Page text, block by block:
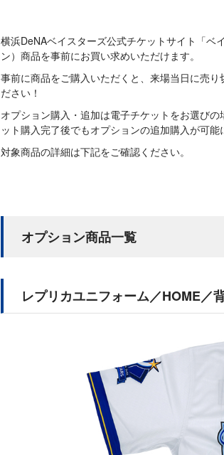
横浜DeNAベイスターズ公式チケットサイト「ベ
ン）商品を事前にお買い求めいただけます。
事前に商品をご購入いただくと、来場当日に売
ださい！
オプション購入・追加は電子チケットをお選び
ット購入完了後でもオプションの追加購入が可能
対象商品の詳細は下記をご確認ください。
オプション商品一覧
レプリカユニフォーム／HOME／